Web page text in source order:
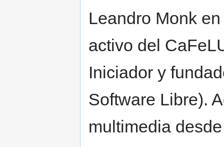
Leandro Monk
activo del
Iniciador y
Software Libre).
multimedia